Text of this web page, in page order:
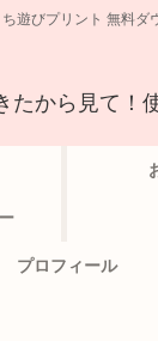
遊びプリント 無料ダ
たから見て！
プロフィール